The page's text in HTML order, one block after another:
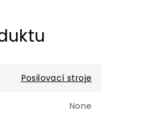
Posilovací stroje
None